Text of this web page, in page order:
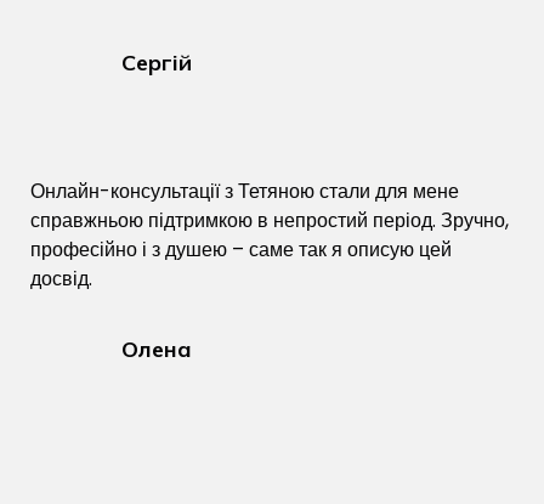
Сергій
Онлайн-консультації з Тетяною стали для мене
справжньою підтримкою в непростий період. Зручно,
професійно і з душею – саме так я описую цей
досвід.
Олена